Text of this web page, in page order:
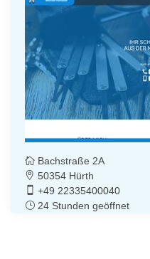
Bachstraße 2A
50354 Hürth
+49 22335400040
24 Stunden geöffnet